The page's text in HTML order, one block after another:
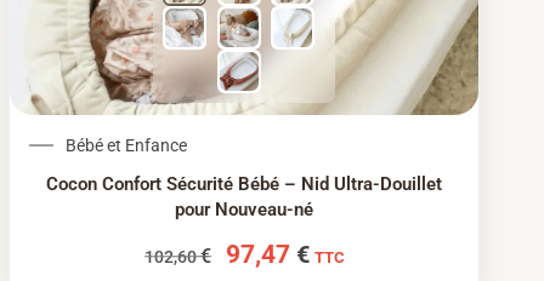
Bébé et Enfance
Cocon Confort Sécurité Bébé – Nid Ultra-Douillet
pour Nouveau-né
102,60€ 97,47 € TTC